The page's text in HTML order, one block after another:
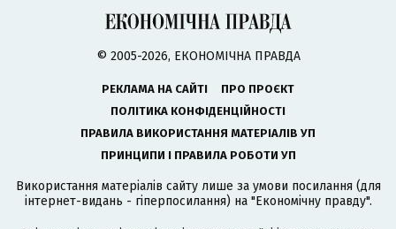
© 2005-2026, ЕКОНОМІЧНА ПРАВДА
РЕКЛАМА НА САЙТІ
ПРО ПРОЄКТ
ПОЛІТИКА КОНФІДЕНЦІЙНОСТІ
ПРАВИЛА ВИКОРИСТАННЯ МАТЕРІАЛІВ УП
ПРИНЦИПИ І ПРАВИЛА РОБОТИ УП
Використання матеріалів сайту лише за умови посилання (для
інтернет-видань - гіперпосилання) на "Економічну правду".